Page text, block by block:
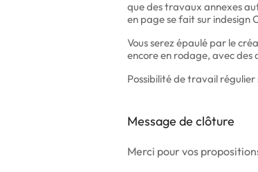
que des travaux annexes
en page se fait sur indesign
Vous serez épaulé par le
encore en rodage, avec des
Possibilité de travail régulier
Message de clôture
Merci pour vos